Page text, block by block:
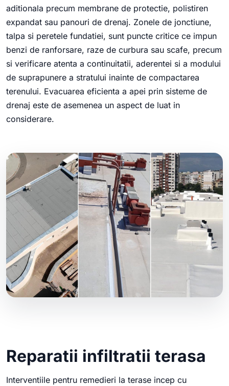
aditionala precum membrane de protectie, polistiren
expandat sau panouri de drenaj. Zonele de jonctiune,
talpa si peretele fundatiei, sunt puncte critice ce impun
benzi de ranforsare, raze de curbura sau scafe, precum
si verificare atenta a continuitatii, aderentei si a modului
de suprapunere a stratului inainte de compactarea
terenului. Evacuarea eficienta a apei prin sisteme de
drenaj este de asemenea un aspect de luat in
considerare.
Reparatii infiltratii terasa
Interventiile pentru remedieri la terase incep cu